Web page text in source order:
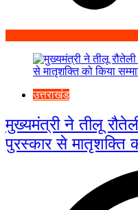
उत्तराखंड
मुख्यमंत्री ने तीलू
पुरस्कार से मातृशक्ति